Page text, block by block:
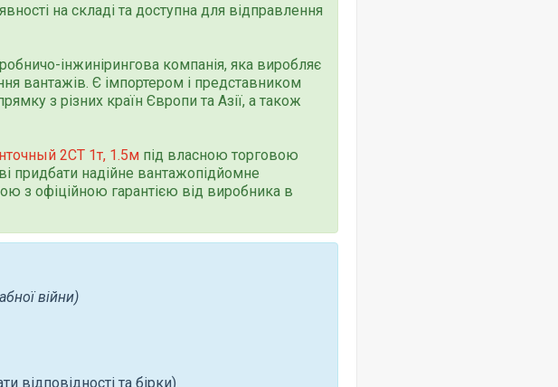
на складі та доступна для відправлення
інжинірингова компанія, яка виробляє
вантажів. Є імпортером і представником
з різних країн Європи та Азії, а також
2СТ 1т, 1.5м під власною торговою
придбати надійне вантажопідйомне
з офіційною гарантією від виробника в
війни)
відповідності та бірки)